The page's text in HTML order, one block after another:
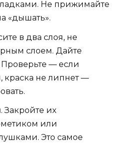
Не прижимайте
«дышать».
в два слоя, не
слоем. Дайте
Проверьте — если
краска не липнет —
. Закройте их
или
Это самое